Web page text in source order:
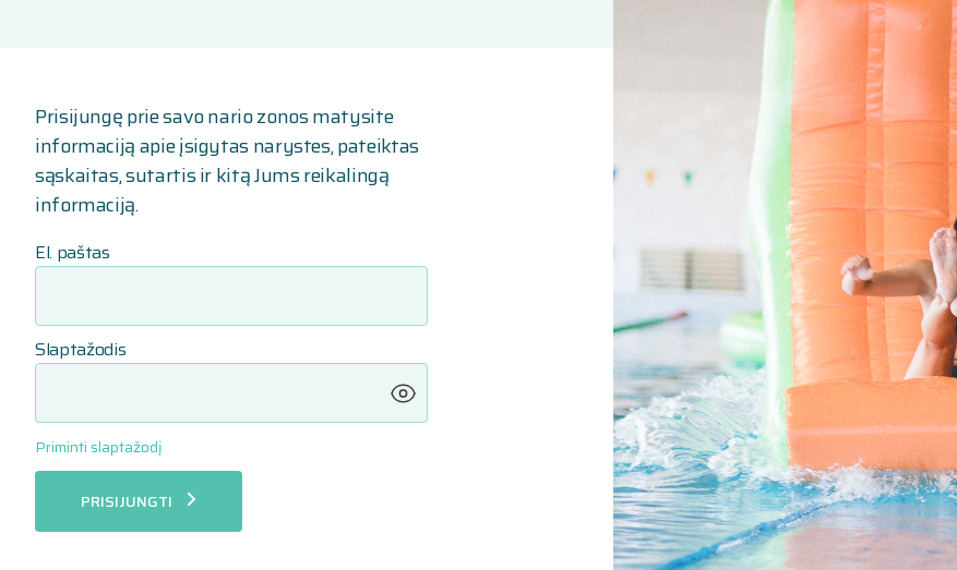
Prisijungę prie savo nario zonos matysite
informaciją apie įsigytas narystes, pateiktas
sąskaitas, sutartis ir kitą Jums reikalingą
informaciją.
El. paštas
Slaptažodis
Priminti slaptažodį
PRISIJUNGTI